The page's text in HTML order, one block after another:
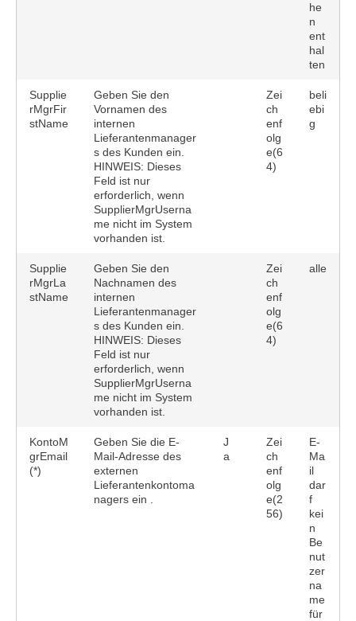
he
n
ent
hal
ten
Supplie
rMgrFir
stName
Geben Sie den
Vornamen des
internen
Lieferantenmanager
s des Kunden ein.
HINWEIS: Dieses
Feld ist nur
erforderlich, wenn
SupplierMgrUserna
me nicht im System
vorhanden ist.
Zei
ch
enf
olg
e(6
4)
beli
ebi
g
Supplie
rMgrLa
stName
Geben Sie den
Nachnamen des
internen
Lieferantenmanager
s des Kunden ein.
HINWEIS: Dieses
Feld ist nur
erforderlich, wenn
SupplierMgrUserna
me nicht im System
vorhanden ist.
Zei
ch
enf
olg
e(6
4)
alle
KontoM
grEmail
(*)
Geben Sie die E-
Mail-Adresse des
externen
Lieferantenkontoma
nagers ein .
J
a
Zei
ch
enf
olg
e(2
56)
E-
Ma
il
dar
f
kei
n
Be
nut
zer
na
me
für